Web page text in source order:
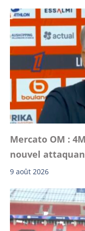
Mercato OM :
nouvel
9 août 2026